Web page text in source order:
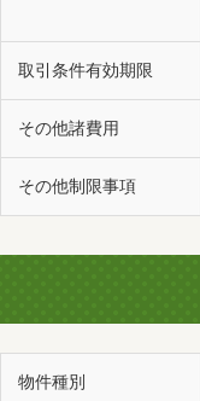
取引条件有効期限
その他諸費用
その他制限事項
物件種別